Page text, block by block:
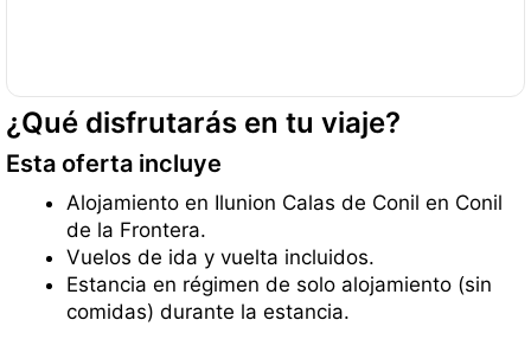
¿Qué disfrutarás en tu viaje?
Esta oferta incluye
Alojamiento en Ilunion Calas de Conil en Conil
de la Frontera.
Vuelos de ida y vuelta incluidos.
Estancia en régimen de solo alojamiento (sin
comidas) durante la estancia.